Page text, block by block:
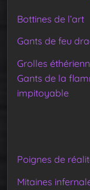
Bottines de l’art
Gants de feu
Grolles
Gants de la
impitoyable
Poignes de
Mitaines